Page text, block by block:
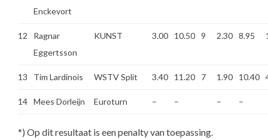
Enckevort
12
Ragnar
Eggertsson
KUNST 3.00 10.50 9 2.30 8.95
13 Tim Lardinois WSTV Split 3.40 11.20 7 1.90 10.40
14 Mees Dorleijn Euroturn – – – –
*) Op dit resultaat is een penalty van toepassing.